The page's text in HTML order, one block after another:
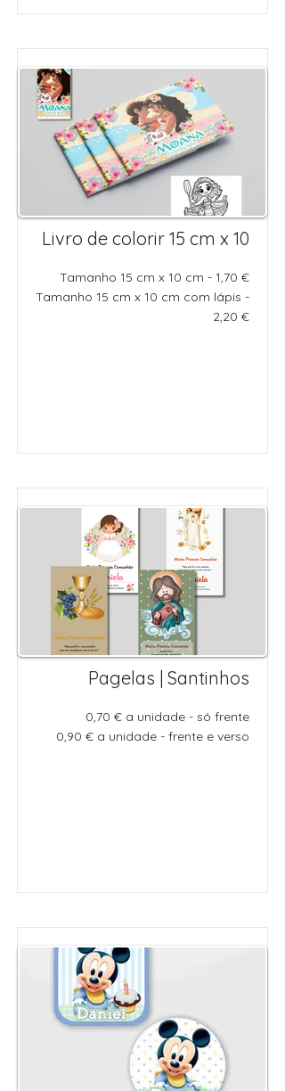
Livro de colorir 15 cm x 10
Tamanho 15 cm x 10 cm - 1,70 €
Tamanho 15 cm x 10 cm com lápis -
2,20 €
Pagelas | Santinhos
0,70 € a unidade - só frente
0,90 € a unidade - frente e verso